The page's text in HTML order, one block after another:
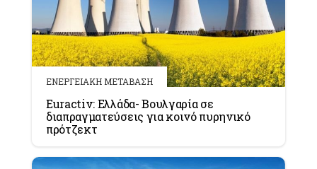
ΕΝΕΡΓΕΙΑΚΗ ΜΕΤΑΒΑΣΗ
Euractiv: Ελλάδα- Βουλγαρία σε
διαπραγματεύσεις για κοινό πυρηνικό
πρότζεκτ